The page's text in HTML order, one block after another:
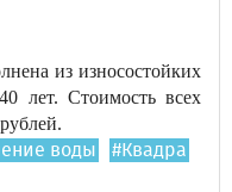
из износостойких
лет. Стоимость всех
воды
#Квадра